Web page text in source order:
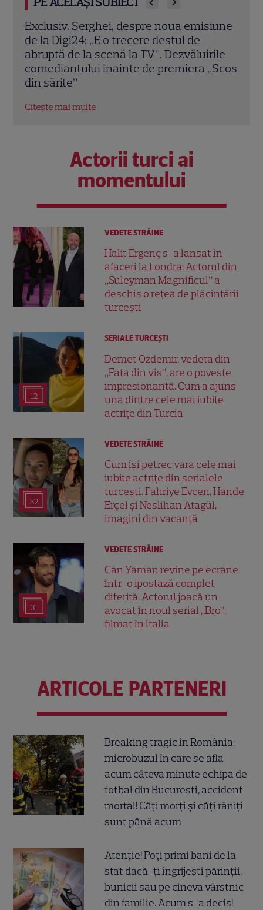
Schimbare majoră în grila Digi24. Postul
lansează „Scos din sărite”, o emisiune de
satiră politico-socială: Ce promite
formatul prezentat de comediantul
Serghei
Citește mai multe
Actorii turci ai
momentului
VEDETE STRĂINE
Halit Ergenç s-a lansat în
afaceri la Londra: Actorul din
„Suleyman Magnificul” a
deschis o rețea de plăcintării
turcești
12
SERIALE TURCEŞTI
Demet Özdemir, vedeta din
„Fata din vis”, are o poveste
impresionantă. Cum a ajuns
una dintre cele mai iubite
actrițe din Turcia
32
VEDETE STRĂINE
Cum își petrec vara cele mai
iubite actrițe din serialele
turcești. Fahriye Evcen, Hande
Erçel și Neslihan Atagül,
imagini din vacanță
31
VEDETE STRĂINE
Can Yaman revine pe ecrane
într-o ipostază complet
diferită. Actorul joacă un
avocat în noul serial „Bro”,
filmat în Italia
ARTICOLE PARTENERI
Breaking tragic în România:
microbuzul în care se afla
acum câteva minute echipa de
fotbal din București, accident
mortal! Câți morți și câți răniți
sunt până acum
Atenție! Poți primi bani de la
stat dacă-ți îngrijești părinții,
bunicii sau pe cineva vârstnic
din familie. Acum s-a decis!